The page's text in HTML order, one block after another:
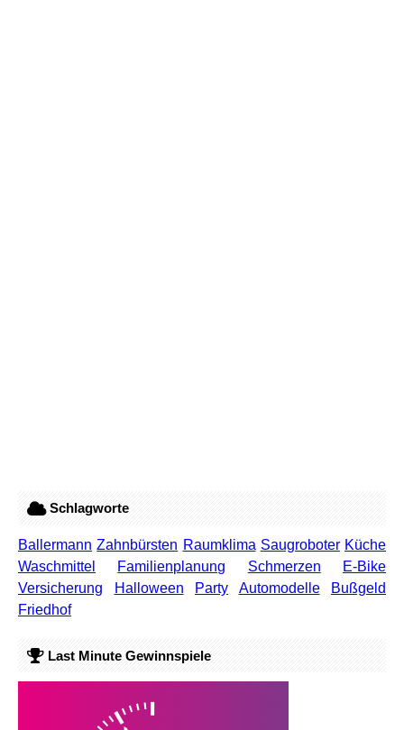
Schlagworte
Ballermann Zahnbürsten Raumklima Saugroboter Küche
Waschmittel
Familienplanung Schmerzen
E-Bike
Versicherung
Halloween Party Automodelle
Bußgeld
Friedhof
Last Minute Gewinnspiele